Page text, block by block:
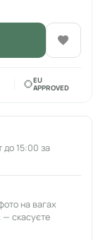
EU
APPROVED
15:00 за
на вагах
— скасуєте